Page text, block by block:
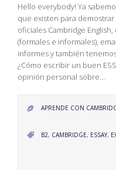
Hello everybody! Ya
que existen para
oficiales Cambridge
(formales e informales),
informes y también tenemos
¿Cómo escribir un buen
opinión personal sobre…
 APRENDE CON
 CATEGORY
B2, CAMBRIDGE, ESSAY,